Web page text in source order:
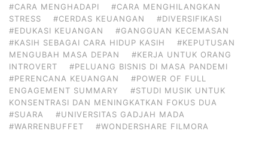
#CARA MENGHADAPI
#CARA MENGHILANGKAN
STRESS
#CERDAS KEUANGAN
#DIVERSIFIKASI
#EDUKASI KEUANGAN
#GANGGUAN KECEMASAN
#KASIH SEBAGAI CARA HIDUP KASIH
#KEPUTUSAN
MENGUBAH MASA DEPAN
#KERJA UNTUK ORANG
INTROVERT
#PELUANG BISNIS DI MASA PANDEMI
#PERENCANA KEUANGAN
#POWER OF FULL
ENGAGEMENT SUMMARY
#STUDI MUSIK UNTUK
KONSENTRASI DAN MENINGKATKAN FOKUS DUA
#SUARA
#UNIVERSITAS GADJAH MADA
#WARRENBUFFET
#WONDERSHARE FILMORA